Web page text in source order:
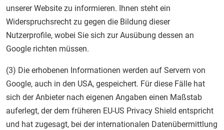
unserer Website zu informieren. Ihnen steht ein
Widerspruchsrecht zu gegen die Bildung dieser
Nutzerprofile, wobei Sie sich zur Ausübung dessen an
Google richten müssen.
(3) Die erhobenen Informationen werden auf Servern von
Google, auch in den USA, gespeichert. Für diese Fälle hat
sich der Anbieter nach eigenen Angaben einen Maßstab
auferlegt, der dem früheren EU-US Privacy Shield entspricht
und hat zugesagt, bei der internationalen Datenübermittlung